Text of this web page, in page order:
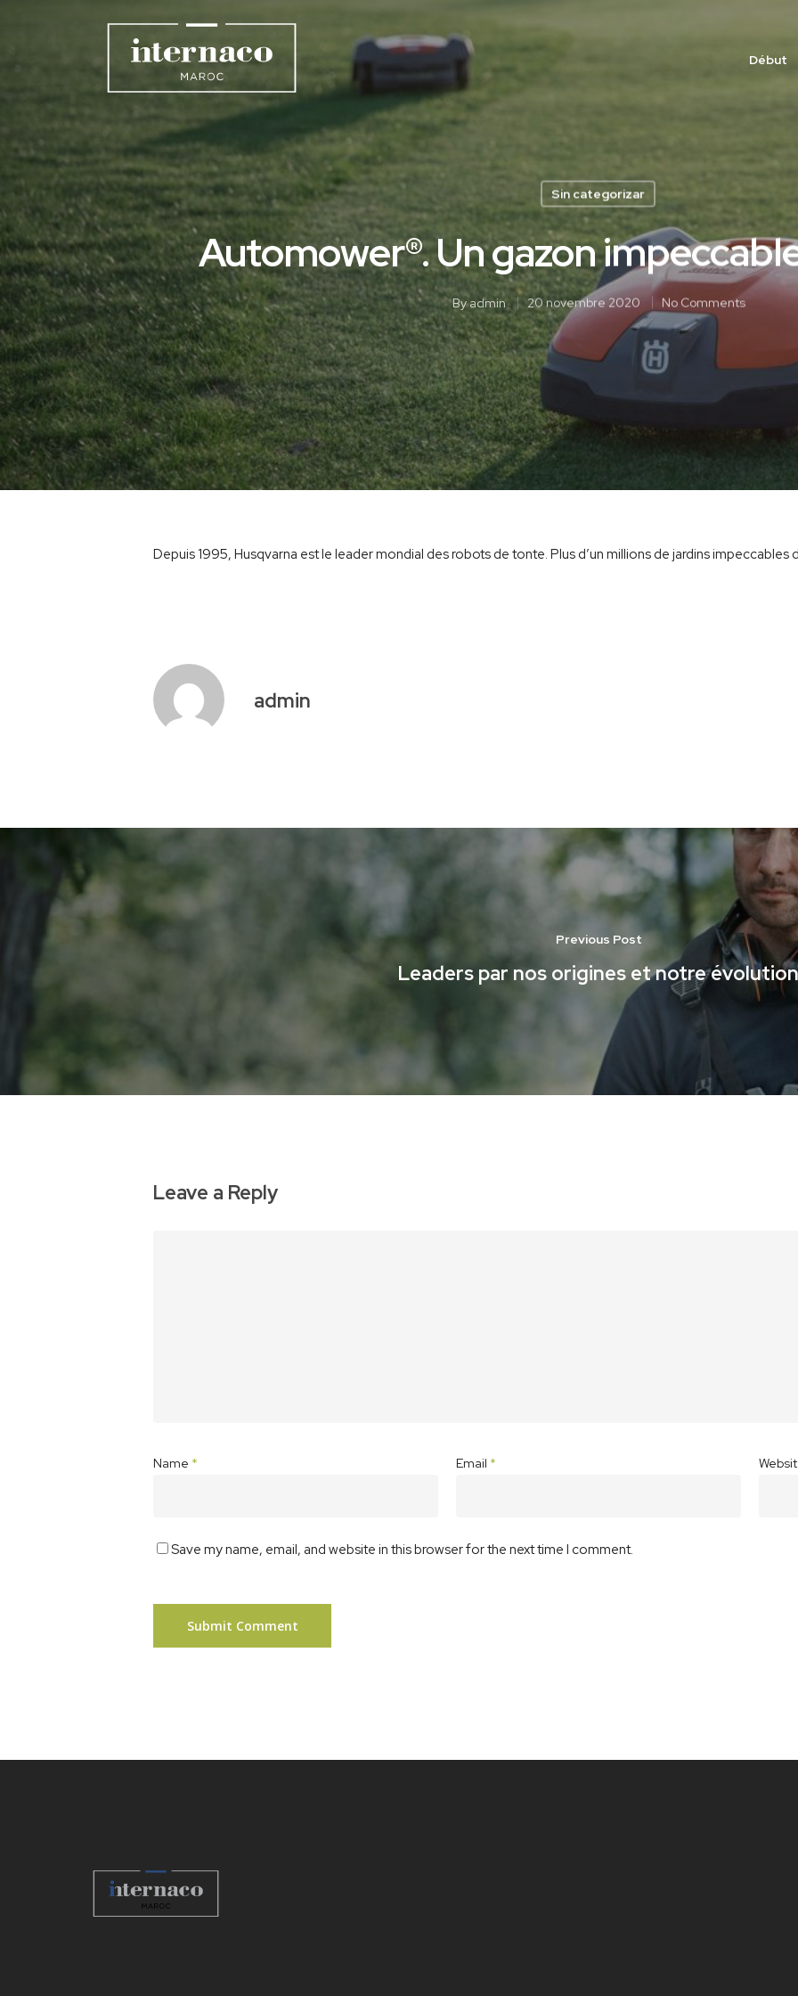
Hit enter to search or ESC to close
Début
Sin categorizar
Automower®. Un gazon
Byadmin 20 novembre 2020 No Comments
Depuis 1995, Husqvarna est le leader mondial des robots de tonte. Plus d’un millions de jardins impeccables
admin
Previous Post
Leaders par nos origines et notre évolution
Leave a Reply
Name * Email *
Save my name, email, and website in this browser for the next time I comment.